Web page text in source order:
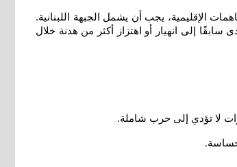
الإقليمية، يجب أن يشمل الجبهة اللبنانية.
إلى انهيار أو اهتزاز أكثر من هدنة خلال
لا تؤدي إلى حرب شاملة.
.